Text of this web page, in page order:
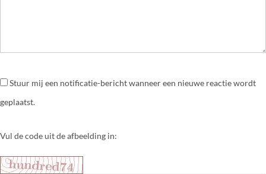
Stuur mij een notificatie-bericht wanneer een nieuwe reactie wordt
geplaatst.
Vul de code uit de afbeelding in: